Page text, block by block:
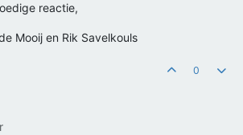
reactie,
Mooij en Rik Savelkouls
0